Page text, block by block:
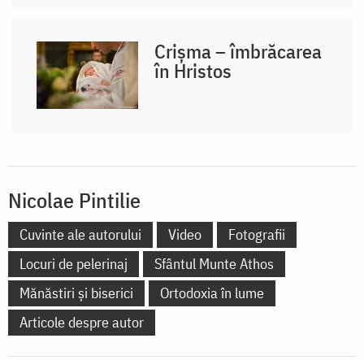
Crișma – îmbrăcarea
în Hristos
Nicolae Pintilie
Cuvinte ale autorului Video
Fotografii
Locuri de pelerinaj
Sfântul Munte Athos
Mănăstiri și biserici
Ortodoxia în lume
Articole despre autor